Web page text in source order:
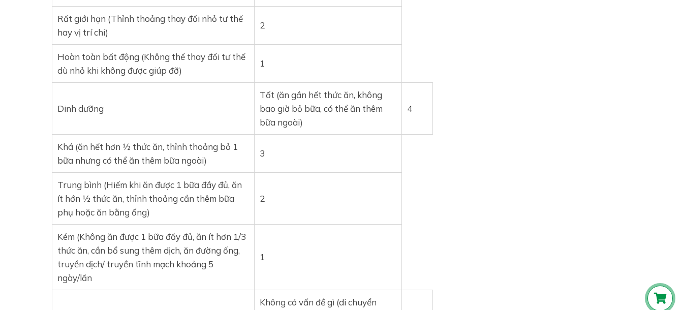
Rất giới hạn (Thỉnh thoảng thay đổi nhỏ tư thế
hay vị trí chi)
2
Hoàn toàn bất động (Không thể thay đổi tư thế
dù nhỏ khi không được giúp đỡ)
1
Dinh dưỡng
Tốt (ăn gần hết thức ăn, không
bao giờ bỏ bữa, có thể ăn thêm
bữa ngoài)
4
Khá (ăn hết hơn ½ thức ăn, thỉnh thoảng bỏ 1
bữa nhưng có thể ăn thêm bữa ngoài)
3
Trung bình (Hiếm khi ăn được 1 bữa đầy đủ, ăn
ít hớn ½ thức ăn, thỉnh thoảng cần thêm bữa
phụ hoặc ăn bằng ống)
2
Kém (Không ăn được 1 bữa đầy đủ, ăn ít hơn 1/3
thức ăn, cần bổ sung thêm dịch, ăn đường ống,
truyền dịch/ truyền tĩnh mạch khoảng 5
ngày/lần
1
Không có vấn đề gì (di chuyển